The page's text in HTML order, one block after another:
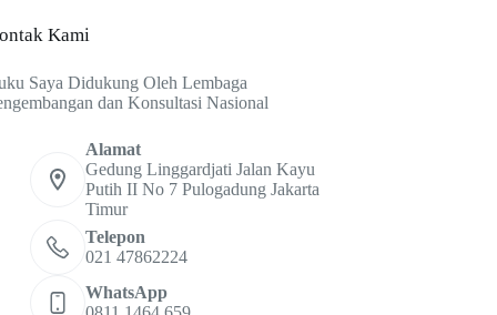
Kami
Saya Didukung Oleh Lembaga
dan Konsultasi Nasional
Alamat
Gedung Linggardjati Jalan Kayu
Putih II No 7 Pulogadung Jakarta
Timur
Telepon
021 47862224
WhatsApp